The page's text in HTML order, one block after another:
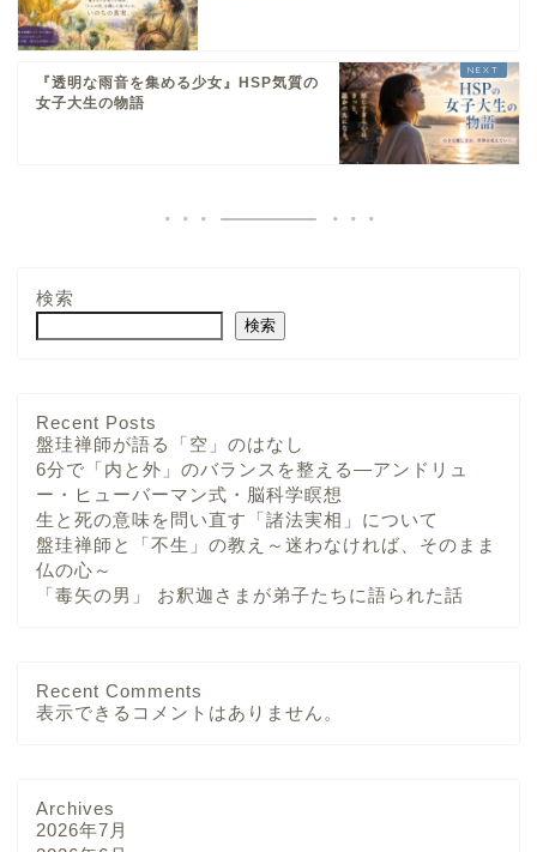
『透明な雨音を集める少女』HSP気質の
女子大生の物語
検索
検索
Recent Posts
盤珪禅師が語る「空」のはなし
6分で「内と外」のバランスを整える—アンドリュ
ー・ヒューバーマン式・脳科学瞑想
生と死の意味を問い直す「諸法実相」について
盤珪禅師と「不生」の教え～迷わなければ、そのまま
仏の心～
「毒矢の男」 お釈迦さまが弟子たちに語られた話
Recent Comments
表示できるコメントはありません。
Archives
2026年7月